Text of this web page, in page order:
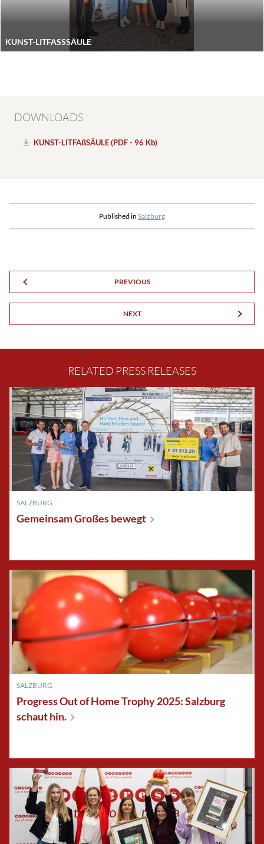
KUNST-LITFASSSÄULE
DOWNLOADS
KUNST-LITFAßSÄULE (PDF - 96 Kb)
Published in Salzburg
PREVIOUS
NEXT
RELATED PRESS RELEASES
SALZBURG
Gemeinsam Großesbewegt
SALZBURG
Progress Out of Home Trophy 2025: Salzburg
schauthin.